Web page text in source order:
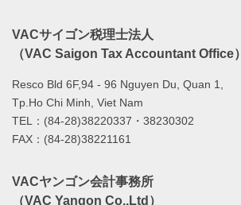
VACサイゴン税理士法人
（VAC Saigon Tax Accountant Office）
Resco Bld 6F,94 - 96 Nguyen Du, Quan 1,
Tp.Ho Chi Minh, Viet Nam
TEL：(84-28)38220337・38230302
FAX：(84-28)38221161
VACヤンゴン会計事務所
（VAC Yangon Co.,Ltd）